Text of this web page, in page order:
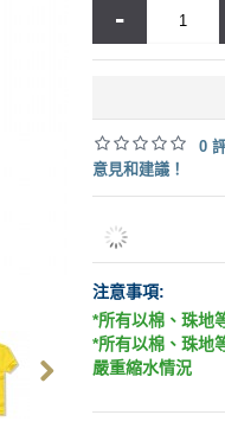
-
0
意見和建議！
注意事項:
*所有以棉、珠地
*所有以棉、珠地
嚴重縮水情況